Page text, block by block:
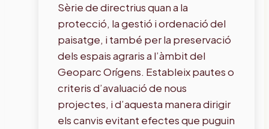
Sèrie de directrius quan a la
protecció, la gestió i ordenació del
paisatge, i també per la preservació
dels espais agraris a l’àmbit del
Geoparc Orígens. Estableix pautes o
criteris d’avaluació de nous
projectes, i d’aquesta manera dirigir
els canvis evitant efectes que puguin